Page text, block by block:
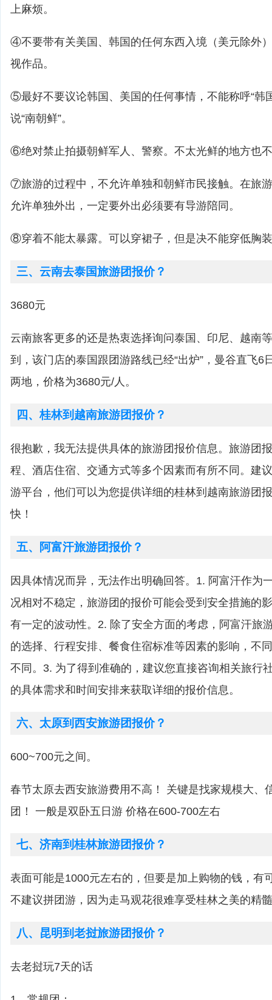
上麻烦。
④不要带有关美国、韩国的任何东西入境（美元除外
视作品。
⑤最好不要议论韩国、美国的任何事情，不能称呼“韩
说“南朝鲜”。
⑥绝对禁止拍摄朝鲜军人、警察。不太光鲜的地方也
⑦旅游的过程中，不允许单独和朝鲜市民接触。在旅
允许单独外出，一定要外出必须要有导游陪同。
⑧穿着不能太暴露。可以穿裙子，但是决不能穿低胸
三、云南去泰国旅游团报价？
3680元
云南旅客更多的还是热衷选择询问泰国、印尼、越南
到，该门店的泰国跟团游路线已经“出炉”，曼谷直飞6
两地，价格为3680元/人。
四、桂林到越南旅游团报价？
很抱歉，我无法提供具体的旅游团报价信息。旅游团
程、酒店住宿、交通方式等多个因素而有所不同。建
游平台，他们可以为您提供详细的桂林到越南旅游团
快！
五、阿富汗旅游团报价？
因具体情况而异，无法作出明确回答。1. 阿富汗作为
况相对不稳定，旅游团的报价可能会受到安全措施的
有一定的波动性。2. 除了安全方面的考虑，阿富汗旅
的选择、行程安排、餐食住宿标准等因素的影响，不
不同。3. 为了得到准确的，建议您直接咨询相关旅行
的具体需求和时间安排来获取详细的报价信息。
六、太原到西安旅游团报价？
600~700元之间。
春节太原去西安旅游费用不高！ 关键是找家规模大、
团！ 一般是双卧五日游 价格在600-700左右
七、济南到桂林旅游团报价？
表面可能是1000元左右的，但要是加上购物的钱，有
不建议拼团游，因为走马观花很难享受桂林之美的精
八、昆明到老挝旅游团报价？
去老挝玩7天的话